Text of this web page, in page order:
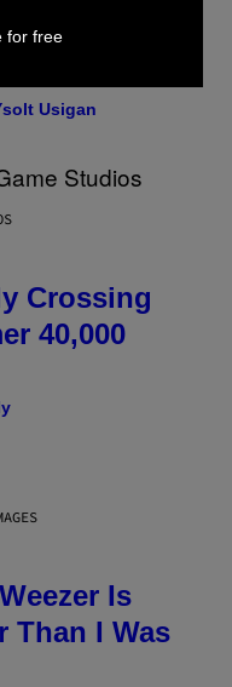
Usigan
Crossing
40,000
Is
Than I Was
for free